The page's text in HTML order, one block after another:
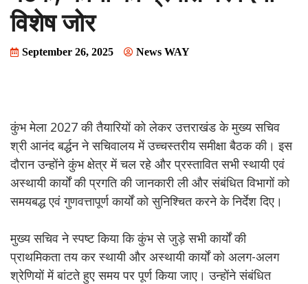
विशेष जोर
September 26, 2025 News WAY
कुंभ मेला 2027 की तैयारियों को लेकर उत्तराखंड के मुख्य सचिव
श्री आनंद बर्द्धन ने सचिवालय में उच्चस्तरीय समीक्षा बैठक की। इस
दौरान उन्होंने कुंभ क्षेत्र में चल रहे और प्रस्तावित सभी स्थायी एवं
अस्थायी कार्यों की प्रगति की जानकारी ली और संबंधित विभागों को
समयबद्ध एवं गुणवत्तापूर्ण कार्यों को सुनिश्चित करने के निर्देश दिए।
मुख्य सचिव ने स्पष्ट किया कि कुंभ से जुड़े सभी कार्यों की
प्राथमिकता तय कर स्थायी और अस्थायी कार्यों को अलग-अलग
श्रेणियों में बांटते हुए समय पर पूर्ण किया जाए। उन्होंने संबंधित